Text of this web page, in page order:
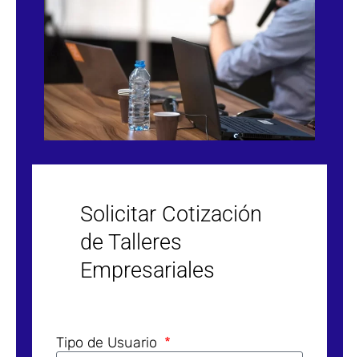
Solicitar Cotización
de Talleres
Empresariales
Tipo de Usuario